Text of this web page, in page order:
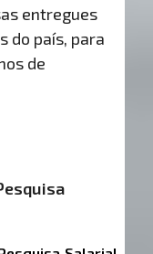
entregues
do país, para
de